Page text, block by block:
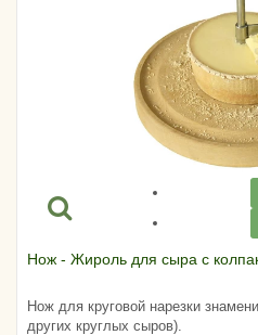
Нож - Жироль для сыра с
Нож для круговой нарезки
других круглых сыров).